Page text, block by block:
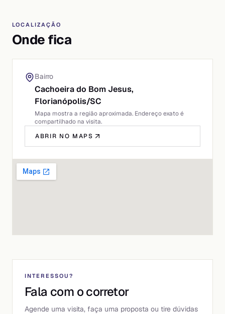
LOCALIZAÇÃO
Onde fica
Bairro
Cachoeira do Bom Jesus,
Florianópolis/SC
Mapa mostra a região aproximada. Endereço exato é
compartilhado na visita.
ABRIR NO MAPS
INTERESSOU?
Fala com o corretor
Agende uma visita, faça uma proposta ou tire dúvidas